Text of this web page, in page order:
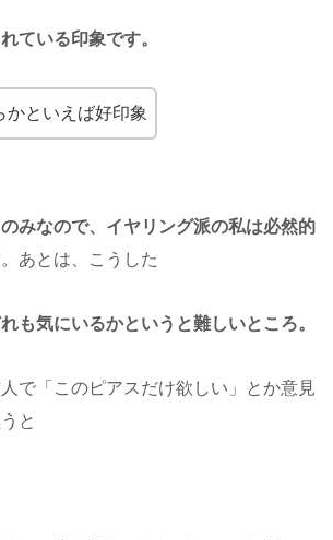
ている印象です。
かといえば好印象
みなので、イヤリング派の私は必然的
あとは、こうした
も気にいるかというと難しいところ。
で「このピアスだけ欲しい」とか意見
と